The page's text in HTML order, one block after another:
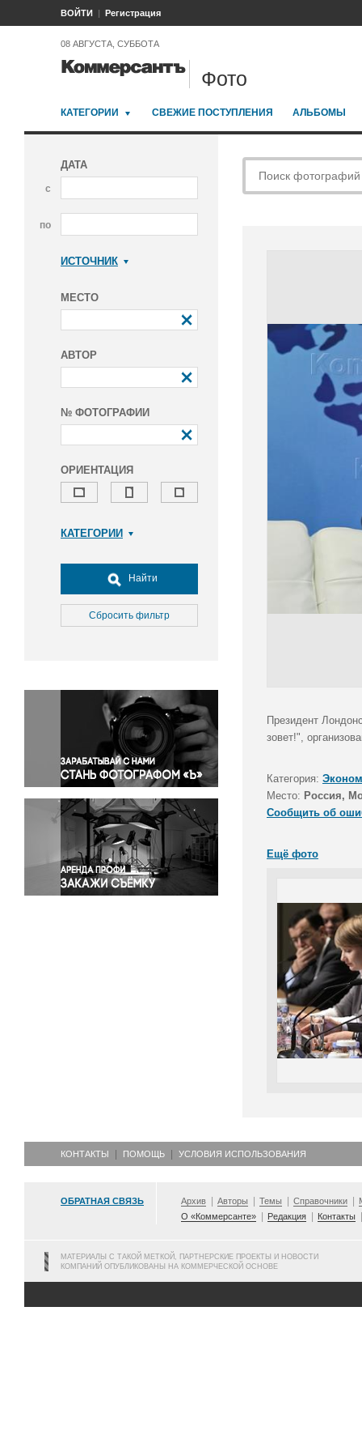
ВОЙТИ Регистрация
08 АВГУСТА, СУББОТА
Фото
КАТЕГОРИИ СВЕЖИЕ ПОСТУПЛЕНИЯ АЛЬБОМЫ
ДАТА
с
по
ИСТОЧНИК
МЕСТО
АВТОР
№ ФОТОГРАФИИ
ОРИЕНТАЦИЯ
КАТЕГОРИИ
Досуг, туризм и отдых
Культура
Медицина
Окружающая среда
Политика
Правосудие
Происшествия и конфликты
Религия
Светская жизнь
Спорт
Экология
Экономика и бизнес
Найти
Сбросить фильтр
Президент
зовет!",
Категория:
Место: Россия,
Сообщить об
Ещё фото
КОНТАКТЫ ПОМОЩЬ УСЛОВИЯ ИСПОЛЬЗОВАНИЯ
ОБРАТНАЯ СВЯЗЬ Архив Авторы Темы Справочники
О «Коммерсанте»
Редакция Контакты
МАТЕРИАЛЫ С ТАКОЙ МЕТКОЙ, ПАРТНЕРСКИЕ ПРОЕКТЫ И НОВОСТИ
КОМПАНИЙ ОПУБЛИКОВАНЫ НА КОММЕРЧЕСКОЙ ОСНОВЕ